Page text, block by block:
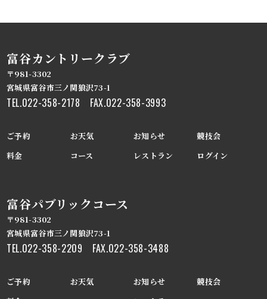
富谷カントリークラブ
〒981-3302
宮城県富谷市三ノ関狼沢73-1
TEL.022-358-2178 FAX.022-358-3993
ご予約 お天気 お知らせ
競技会
料金
コース レストラン ログイン
富谷パブリックコース
〒981-3302
宮城県富谷市三ノ関狼沢73-1
TEL.022-358-2209 FAX.022-358-3488
ご予約 お天気 お知らせ
競技会